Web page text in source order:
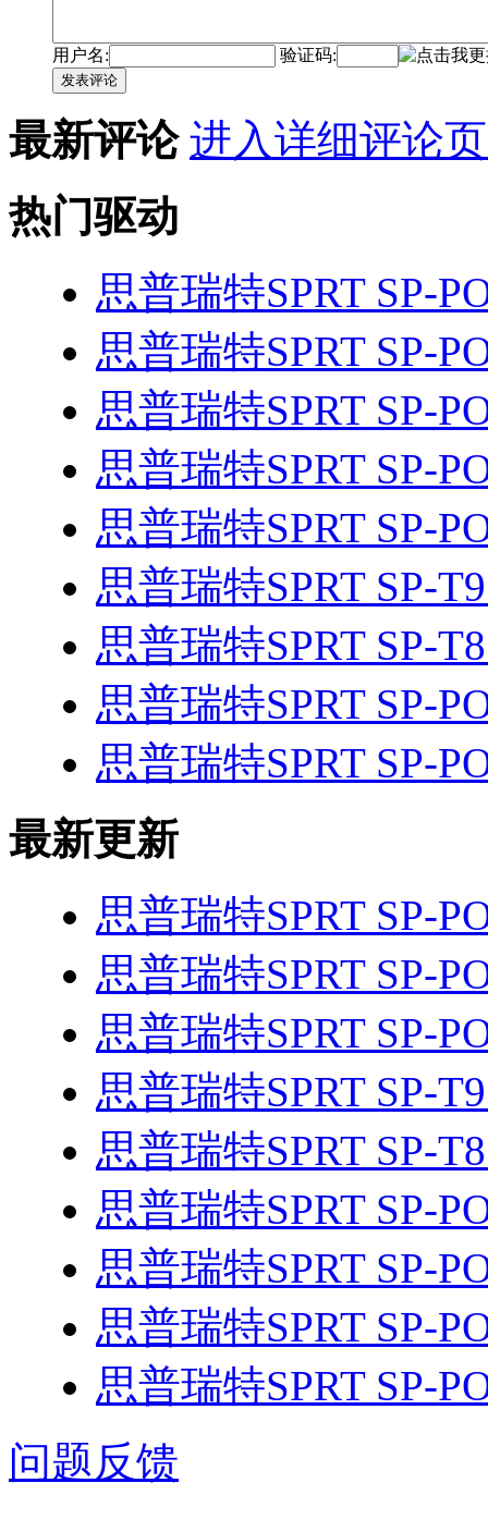
用户名: 验证码:
发表评论
最新评论 进入详细评论
热门驱动
思普瑞特SPRT SP-
思普瑞特SPRT SP-
思普瑞特SPRT SP-
思普瑞特SPRT SP-
思普瑞特SPRT SP-
思普瑞特SPRT SP-
思普瑞特SPRT SP-
思普瑞特SPRT SP-
思普瑞特SPRT SP-
最新更新
思普瑞特SPRT SP-
思普瑞特SPRT SP-
思普瑞特SPRT SP-
思普瑞特SPRT SP-
思普瑞特SPRT SP-
思普瑞特SPRT SP-
思普瑞特SPRT SP-
思普瑞特SPRT SP-
思普瑞特SPRT SP-
问题反馈